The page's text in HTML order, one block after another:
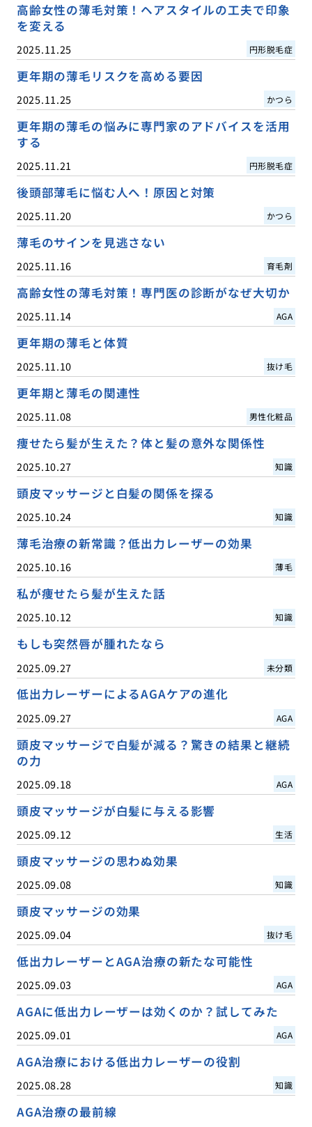
高齢女性の薄毛対策！ヘアスタイルの工夫で印象
を変える
2025.11.25 円形脱毛症
更年期の薄毛リスクを高める要因
2025.11.25 かつら
更年期の薄毛の悩みに専門家のアドバイスを活用
する
2025.11.21 円形脱毛症
後頭部薄毛に悩む人へ！原因と対策
2025.11.20 かつら
薄毛のサインを見逃さない
2025.11.16 育毛剤
高齢女性の薄毛対策！専門医の診断がなぜ大切か
2025.11.14 AGA
更年期の薄毛と体質
2025.11.10 抜け毛
更年期と薄毛の関連性
2025.11.08 男性化粧品
痩せたら髪が生えた？体と髪の意外な関係性
2025.10.27 知識
頭皮マッサージと白髪の関係を探る
2025.10.24 知識
薄毛治療の新常識？低出力レーザーの効果
2025.10.16 薄毛
私が痩せたら髪が生えた話
2025.10.12 知識
もしも突然唇が腫れたなら
2025.09.27 未分類
低出力レーザーによるAGAケアの進化
2025.09.27 AGA
頭皮マッサージで白髪が減る？驚きの結果と継続
の力
2025.09.18 AGA
頭皮マッサージが白髪に与える影響
2025.09.12 生活
頭皮マッサージの思わぬ効果
2025.09.08 知識
頭皮マッサージの効果
2025.09.04 抜け毛
低出力レーザーとAGA治療の新たな可能性
2025.09.03 AGA
AGAに低出力レーザーは効くのか？試してみた
2025.09.01 AGA
AGA治療における低出力レーザーの役割
2025.08.28 知識
AGA治療の最前線